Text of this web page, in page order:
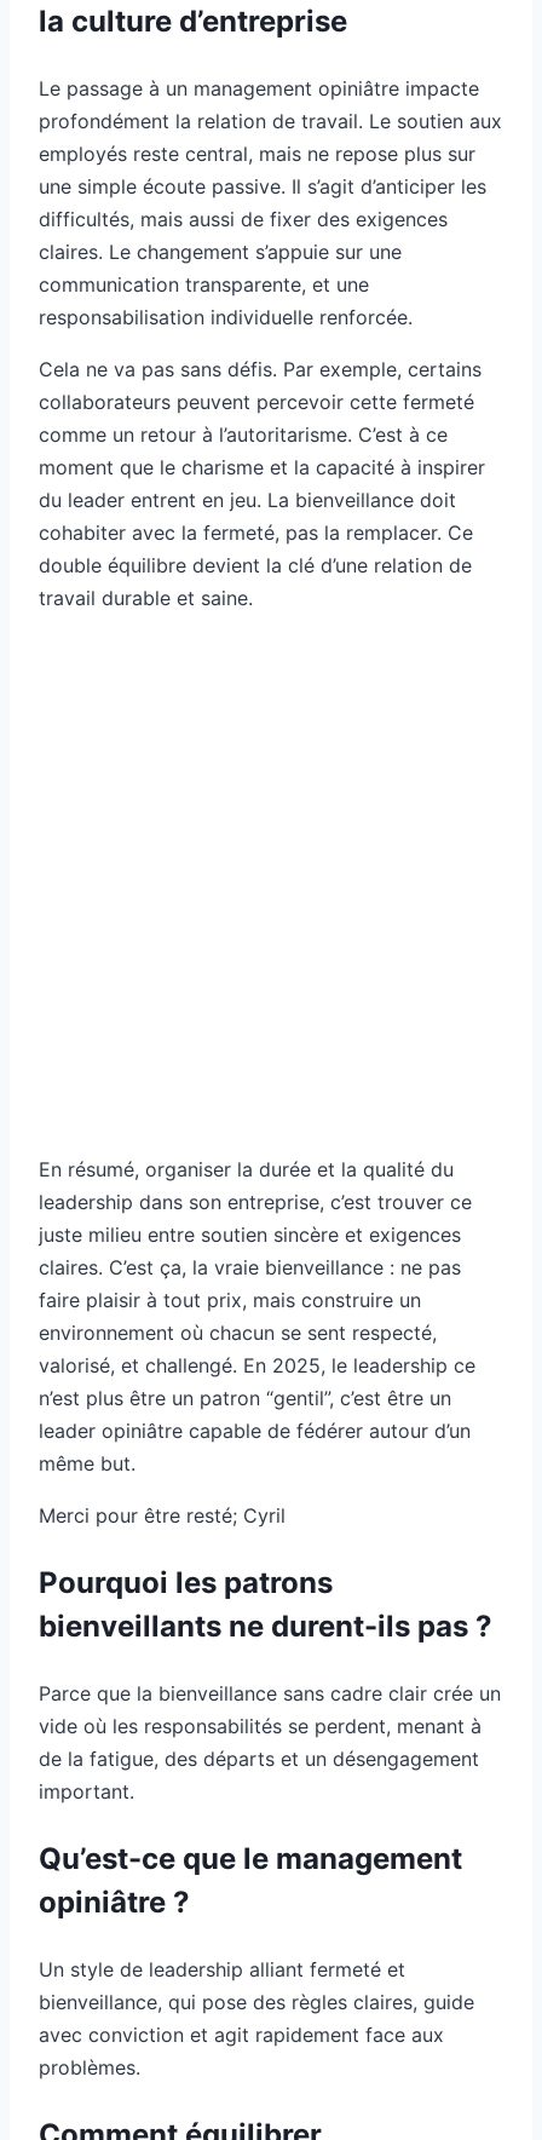
la culture d’entreprise
Le passage à un management opiniâtre impacte
profondément la relation de travail. Le soutien aux
employés reste central, mais ne repose plus sur
une simple écoute passive. Il s’agit d’anticiper les
difficultés, mais aussi de fixer des exigences
claires. Le changement s’appuie sur une
communication transparente, et une
responsabilisation individuelle renforcée.
Cela ne va pas sans défis. Par exemple, certains
collaborateurs peuvent percevoir cette fermeté
comme un retour à l’autoritarisme. C’est à ce
moment que le charisme et la capacité à inspirer
du leader entrent en jeu. La bienveillance doit
cohabiter avec la fermeté, pas la remplacer. Ce
double équilibre devient la clé d’une relation de
travail durable et saine.
En résumé, organiser la durée et la qualité du
leadership dans son entreprise, c’est trouver ce
juste milieu entre soutien sincère et exigences
claires. C’est ça, la vraie bienveillance : ne pas
faire plaisir à tout prix, mais construire un
environnement où chacun se sent respecté,
valorisé, et challengé. En 2025, le leadership ce
n’est plus être un patron “gentil”, c’est être un
leader opiniâtre capable de fédérer autour d’un
même but.
Merci pour être resté; Cyril
Pourquoi les patrons
bienveillants ne durent-ils pas ?
Parce que la bienveillance sans cadre clair crée un
vide où les responsabilités se perdent, menant à
de la fatigue, des départs et un désengagement
important.
Qu’est-ce que le management
opiniâtre ?
Un style de leadership alliant fermeté et
bienveillance, qui pose des règles claires, guide
avec conviction et agit rapidement face aux
problèmes.